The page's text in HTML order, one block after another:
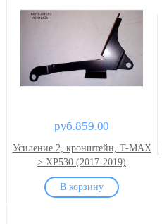
руб.859.00
Усиление 2, кронштейн, T-MAX
> XP530 (2017-2019)